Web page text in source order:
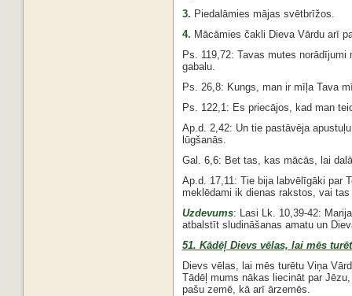
3. Piedalāmies mājas svētbrīžos.
4. Mācāmies čakli Dieva Vārdu arī
Ps. 119,72: Tavas mutes
gabalu.
Ps. 26,8: Kungs, man ir mīļa Tava
Ps. 122,1: Es priecājos, kad man
Ap.d. 2,42: Un tie pastāvēja
lūgšanās.
Gal. 6,6: Bet tas, kas mācās, lai
Ap.d. 17,11: Tie bija labvēlīgāki par
meklēdami ik dienas rakstos, vai
Uzdevums: Lasi Lk. 10,39-42:
atbalstīt sludināšanas amatu un
51. Kādēļ Dievs vēlas, lai mēs
Dievs vēlas, lai mēs turētu Viņa
Tādēļ mums nākas liecināt par
pašu zemē, kā arī ārzemēs.